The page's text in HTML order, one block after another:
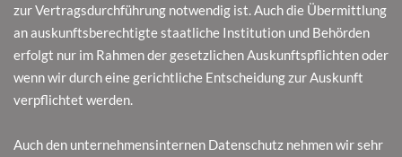
zur Vertragsdurchführung notwendig ist. Auch die Übermittlung
an auskunftsberechtigte staatliche Institution und Behörden
erfolgt nur im Rahmen der gesetzlichen Auskunftspflichten oder
wenn wir durch eine gerichtliche Entscheidung zur Auskunft
verpflichtet werden.
Auch den unternehmensinternen Datenschutz nehmen wir sehr